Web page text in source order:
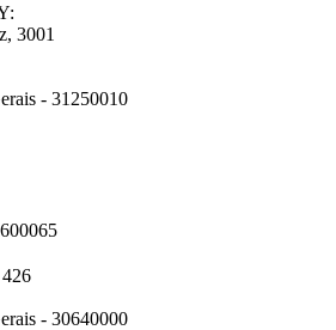
3001
- 31250010
- 30640000